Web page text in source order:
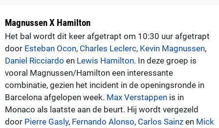
Magnussen X Hamilton
Het bal wordt dit keer afgetrapt om 10:30 uur afgetrapt
door Esteban Ocon, Charles Leclerc, Kevin Magnussen,
Daniel Ricciardo en Lewis Hamilton. In deze groep is
vooral Magnussen/Hamilton een interessante
combinatie, gezien het incident in de openingsronde in
Barcelona afgelopen week. Max Verstappen is in
Monaco als laatste aan de beurt. Hij wordt vergezeld
door Pierre Gasly, Fernando Alonso, Carlos Sainz en Mick